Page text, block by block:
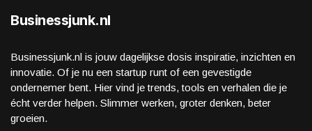
Businessjunk.nl
Businessjunk.nl is jouw dagelijkse dosis inspiratie, inzichten en
innovatie. Of je nu een startup runt of een gevestigde
ondernemer bent. Hier vind je trends, tools en verhalen die je
écht verder helpen. Slimmer werken, groter denken, beter
groeien.